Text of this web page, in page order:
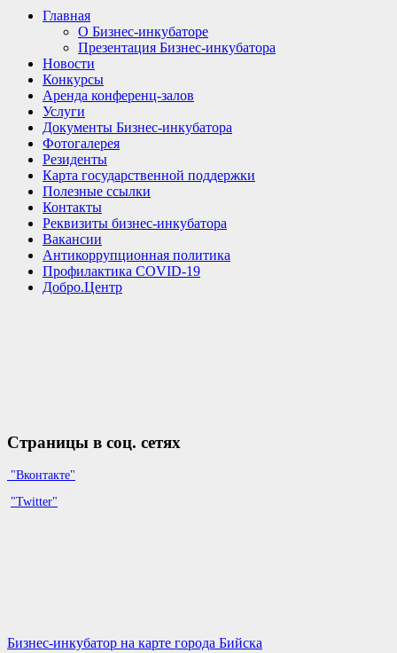
Главная
О Бизнес-инкубаторе
Презентация Бизнес-инкубатора
Новости
Конкурсы
Аренда конференц-залов
Услуги
Документы Бизнес-инкубатора
Фотогалерея
Резиденты
Карта государственной поддержки
Полезные ссылки
Контакты
Реквизиты бизнес-инкубатора
Вакансии
Антикоррупционная политика
Профилактика COVID-19
Добро.Центр
Страницы в соц. сетях
"Вконтакте"
"Twitter"
Бизнес-инкубатор на карте города Бийска